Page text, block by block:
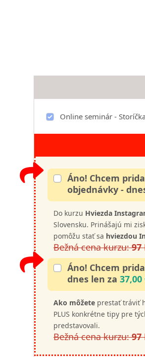
Online seminár -
Áno! Chcem
objednávky -
Do kurzu Hviezda
Slovensku. Prinášajú mi
pomôžu stať sa hviezdou
Bežná cena kurzu:97
Áno! Chcem
dnes len za 37,00
Ako môžete prestať tráviť
PLUS konkrétne tipy pre
predstavovali.
Bežná cena kurzu:97